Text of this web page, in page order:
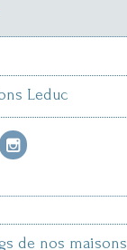
Leduc
de nos maisons